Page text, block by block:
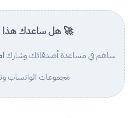
🚀 هل ساعدك هذا
ساهم في مساعدة أصدقائك وشارك
مجموعات الواتساب